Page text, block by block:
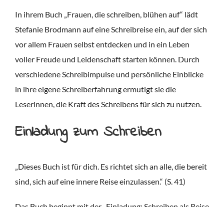
In ihrem Buch „Frauen, die schreiben, blühen auf“ lädt
Stefanie Brodmann auf eine Schreibreise ein, auf der sich
vor allem Frauen selbst entdecken und in ein Leben
voller Freude und Leidenschaft starten können. Durch
verschiedene Schreibimpulse und persönliche Einblicke
in ihre eigene Schreiberfahrung ermutigt sie die
Leserinnen, die Kraft des Schreibens für sich zu nutzen.
Einladung zum Schreiben
„Dieses Buch ist für dich. Es richtet sich an alle, die bereit
sind, sich auf eine innere Reise einzulassen.“ (S. 41)